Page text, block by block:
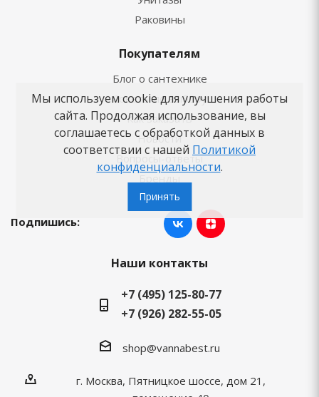
Раковины
Покупателям
Блог о сантехнике
Советы по выбору
Как заказать
Новости
Вопросы-ответы
Подпишись:
Наши контакты
+7 (495) 125-80-77
+7 (926) 282-55-05
shop@vannabest.ru
г. Москва, Пятницкое шоссе, дом 21,
Мы используем cookie для улучшения работы
сайта. Продолжая использование, вы
соглашаетесь с обработкой данных в
соответствии с нашей Политикой
конфиденциальности.
Принять